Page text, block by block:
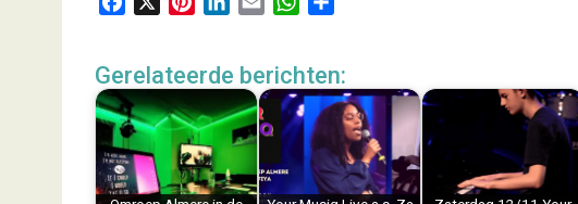
e
b
o
o
k
t
e
r
e
s
k
e
d
n
i
l
t
s
A
p
p
e
n
Gerelateerde berichten: